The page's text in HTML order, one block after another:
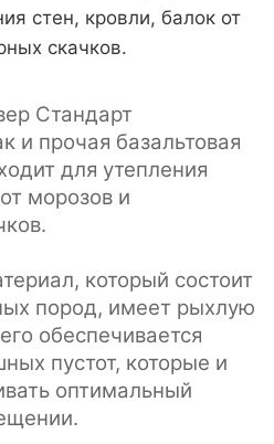
стен, кровли, балок от
скачков.
Стандарт
и прочая базальтовая
для утепления
морозов и
который состоит
пород, имеет рыхлую
обеспечивается
пустот, которые и
оптимальный